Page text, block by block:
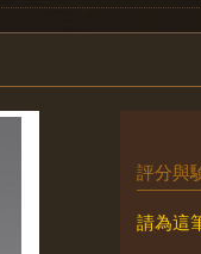
評分與
請為這